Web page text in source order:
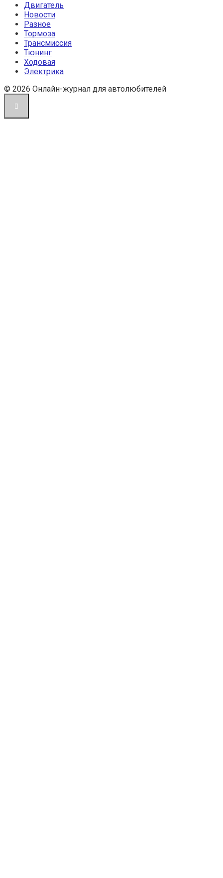
Двигатель
Новости
Разное
Тормоза
Трансмиссия
Тюнинг
Ходовая
Электрика
© 2026 Онлайн-журнал для автолюбителей